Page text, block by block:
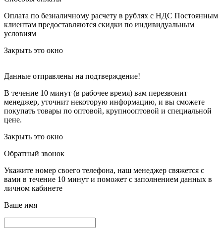
Оплата по безналичному расчету в рублях с НДС Постоянным
клиентам предоставляются скидки по индивидуальным
условиям
Закрыть это окно
Данные отправлены на подтверждение!
В течение 10 минут (в рабочее время) вам перезвонит
менеджер, уточнит некоторую информацию, и вы сможете
покупать товары по оптовой, крупнооптовой и специальной
цене.
Закрыть это окно
Обратный звонок
Укажите номер своего телефона, наш менеджер свяжется с
вами в течение 10 минут и поможет с заполнением данных в
личном кабинете
Ваше имя